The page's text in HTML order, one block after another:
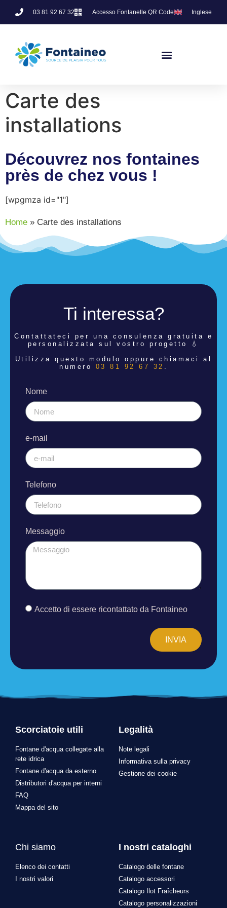
03 81 92 67 32 Accesso Fontanelle QR Code Inglese
Carte des
installations
Découvrez nos fontaines
près de chez vous !
[wpgmza id="1"]
Home » Carte des installations
Ti interessa?
Contattateci per una consulenza gratuita e
personalizzata sul vostro progetto 💧
Utilizza questo modulo oppure chiamaci al
numero 03 81 92 67 32
Nome
e-mail
Telefono
Messaggio
Accetto di essere ricontattato da Fontaineo
INVIA
Scorciatoie utili
Fontane d'acqua collegate alla
rete idrica
Fontane d'acqua da esterno
Distributori d'acqua per interni
FAQ
Mappa del sito
Legalità
Note legali
Informativa sulla privacy
Gestione dei cookie
Chi siamo
Elenco dei contatti
I nostri valori
I nostri cataloghi
Catalogo delle fontane
Catalogo accessori
Catalogo Ilot Fraîcheurs
Catalogo personalizzazioni